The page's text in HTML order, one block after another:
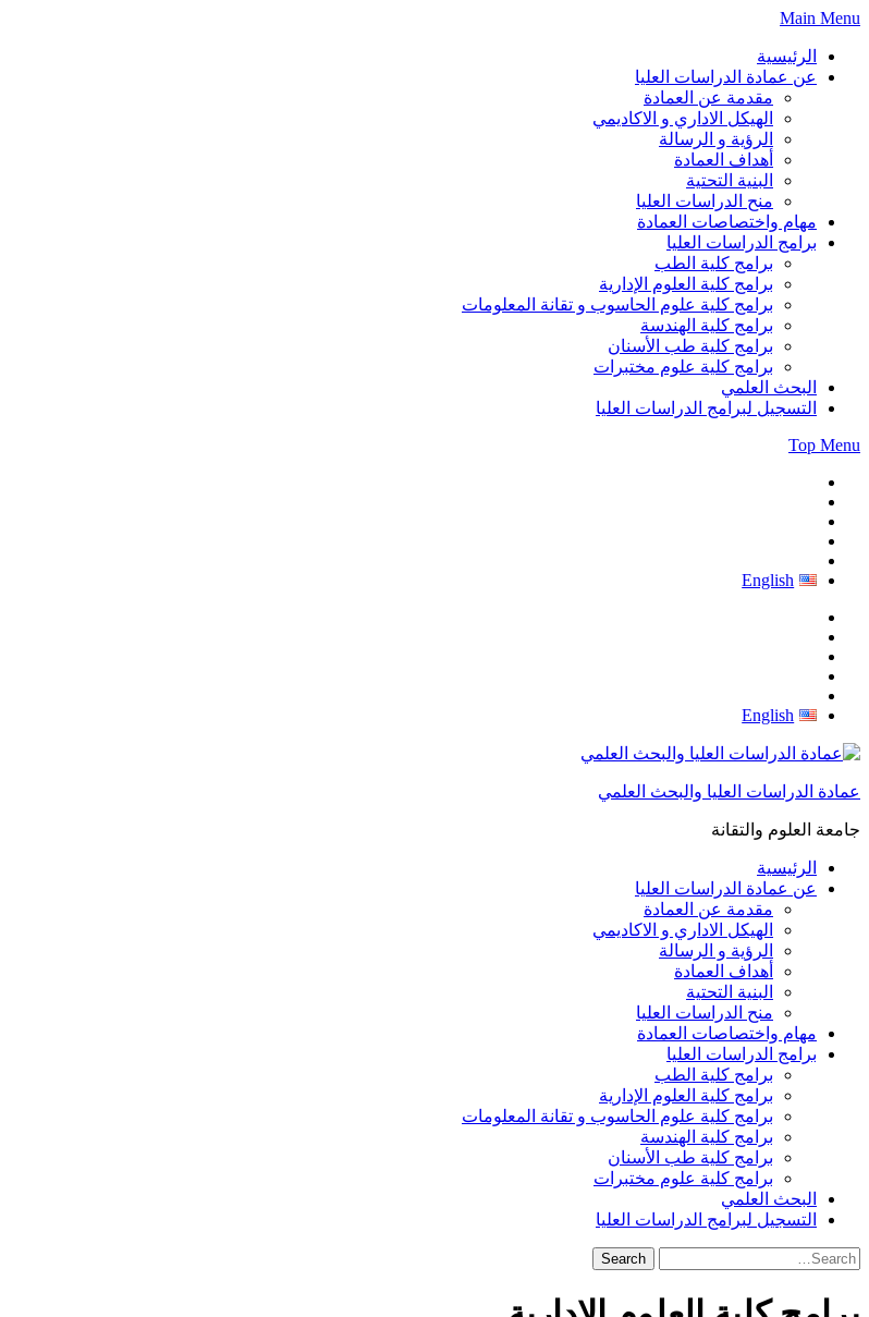
Skip
content
Main Menu
الرئيسية
عن عمادة الدراسات العليا
مقدمة عن العمادة
الهيكل الاداري و الاكاديمي
الرؤية و الرسالة
أهداف العمادة
البنية التحتية
منح الدراسات العليا
مهام واختصاصات العمادة
برامج الدراسات العليا
برامج كلية الطب
برامج كلية العلوم الإدارية
برامج كلية علوم الحاسوب و تقانة المعلومات
برامج كلية الهندسة
برامج كلية طب الأسنان
برامج كلية علوم مختبرات
البحث العلمي
التسجيل لبرامج الدراسات العليا
Top Menu
English
English
عمادة الدراسات العليا والبحث العلمي
جامعة العلوم والتقانة
الرئيسية
عن عمادة الدراسات العليا
مقدمة عن العمادة
الهيكل الاداري و الاكاديمي
الرؤية و الرسالة
أهداف العمادة
البنية التحتية
منح الدراسات العليا
مهام واختصاصات العمادة
برامج الدراسات العليا
برامج كلية الطب
برامج كلية العلوم الإدارية
برامج كلية علوم الحاسوب و تقانة المعلومات
برامج كلية الهندسة
برامج كلية طب الأسنان
برامج كلية علوم مختبرات
البحث العلمي
التسجيل لبرامج الدراسات العليا
Search
for: